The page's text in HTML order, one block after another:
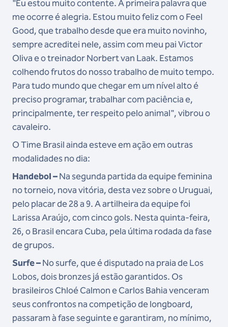
"Eu estou muito contente. A primeira palavra que
me ocorre é alegria. Estou muito feliz com o Feel
Good, que trabalho desde que era muito novinho,
sempre acreditei nele, assim com meu pai Victor
Oliva e o treinador Norbert van Laak. Estamos
colhendo frutos do nosso trabalho de muito tempo.
Para tudo mundo que chegar em um nível alto é
preciso programar, trabalhar com paciência e,
principalmente, ter respeito pelo animal", vibrou o
cavaleiro.
O Time Brasil ainda esteve em ação em outras
modalidades no dia:
Handebol –Na segunda partida da equipe feminina
no torneio, nova vitória, desta vez sobre o Uruguai,
pelo placar de 28 a 9. A artilheira da equipe foi
Larissa Araújo, com cinco gols. Nesta quinta-feira,
26, o Brasil encara Cuba, pela última rodada da fase
de grupos.
Surfe –No surfe, que é disputado na praia de Los
Lobos, dois bronzes já estão garantidos. Os
brasileiros Chloé Calmon e Carlos Bahia venceram
seus confrontos na competição de longboard,
passaram à fase seguinte e garantiram, no mínimo,